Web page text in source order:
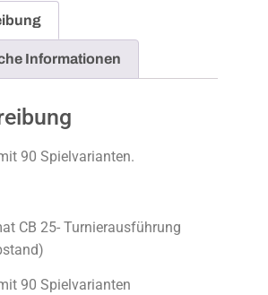
Informationen
90 Spielvarianten.
CB 25- Turnierausführung
90 Spielvarianten